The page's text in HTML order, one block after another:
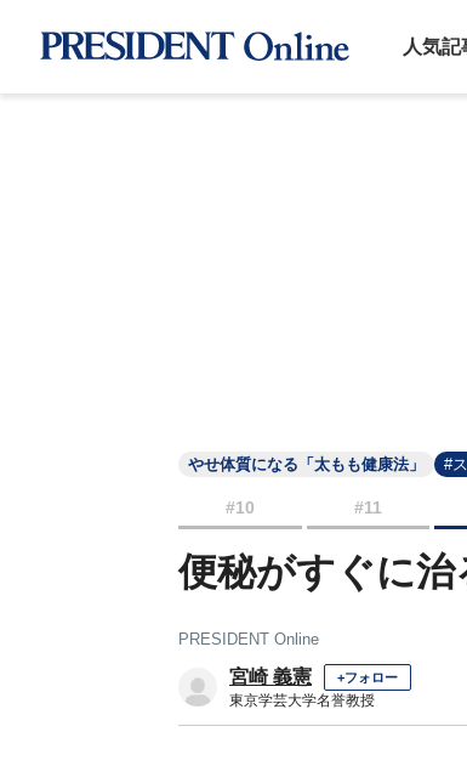
人気記
やせ体質になる「太もも健康法」 #
#10 #11
便秘がすぐに治
PRESIDENT Online
宮崎 義憲 +フォロー
東京学芸大学名誉教授